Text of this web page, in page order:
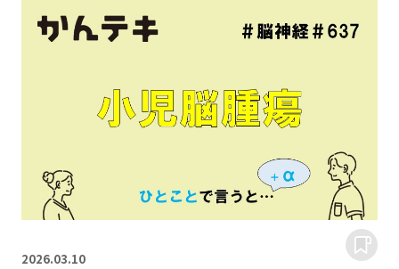
2026.03.10